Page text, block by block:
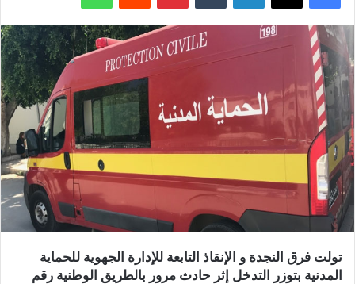
تولت فرق النجدة و الإنقاذ التابعة للإدارة الجهوية للحماية
المدنية بتوزر التدخل إثر حادث مرور بالطريق الوطنية رقم